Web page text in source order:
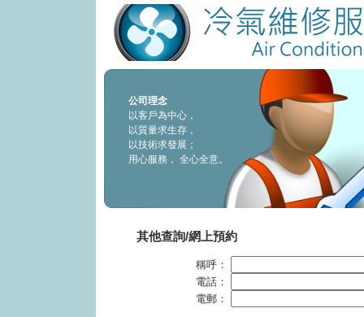
公司理念
以客戶為中心，
以質量求生存，
以技術求發展；
用心服務， 全心全意。
其他查詢/網上預約
稱呼：
電話：
電郵：